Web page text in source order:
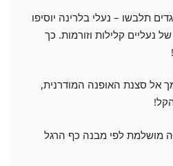
תלבשו – נעלי בלרינה יוסיפו
נעליים קלילות וזורמות. כך
אל סצנת האופנה המודרנית,
מושלמת לפי מבנה כף הרגל